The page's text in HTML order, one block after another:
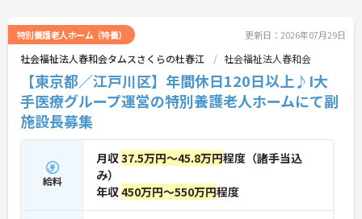
特別養護老人ホーム（特養） 更新日：2026年07月29日
社会福祉法人春和会タムスさくらの杜春江 社会福祉法人春和会
【東京都／江戸川区】年間休日120日以上♪I大
手医療グループ運営の特別養護老人ホームにて副
施設長募集
給料
月収37.5万円～45.8万円程度（諸手当込
み）
年収450万円～550万円程度